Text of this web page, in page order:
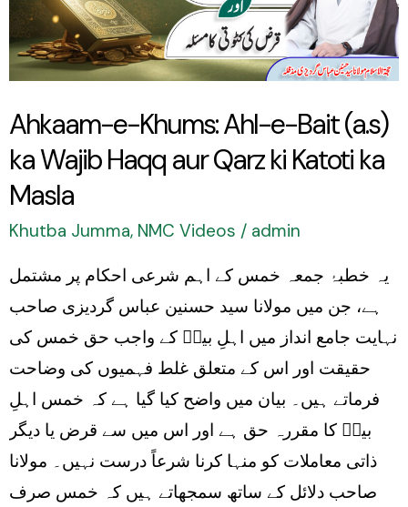
Ahkaam-e-Khums: Ahl-e-Bait (a.s)
ka Wajib Haqq aur Qarz ki Katoti ka
Masla
Khutba Jumma, NMC Videos / admin
یہ خطبۂ جمعہ خمس کے اہم شرعی احکام پر مشتمل
ہے، جن میں مولانا سید حسنین عباس گردیزی صاحب
نہایت جامع انداز میں اہلِ بیتؑ کے واجب حق خمس کی
حقیقت اور اس کے متعلق غلط فہمیوں کی وضاحت
فرماتے ہیں۔ بیان میں واضح کیا گیا ہے کہ خمس اہلِ
بیتؑ کا مقررہ حق ہے اور اس میں سے قرض یا دیگر
ذاتی معاملات کو منہا کرنا شرعاً درست نہیں۔ مولانا
صاحب دلائل کے ساتھ سمجھاتے ہیں کہ خمس صرف
Bait
(a.s)
Wajib
Haqq
aur
Katoti
ka
Masla